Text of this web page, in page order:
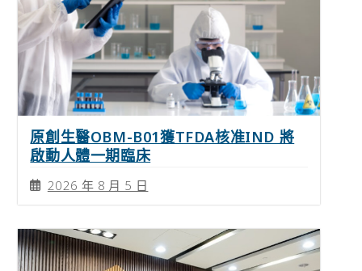
原創生醫OBM-B01獲TFDA核准IND 將
啟動人體一期臨床
2026 年 8 月 5 日